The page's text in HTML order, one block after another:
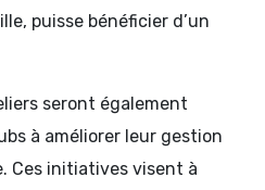
puisse bénéficier d’un
seront également
à améliorer leur gestion
Ces initiatives visent à